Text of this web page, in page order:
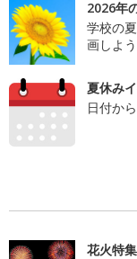
2026年
学校の
画しよう
夏休み
日付か
花火特